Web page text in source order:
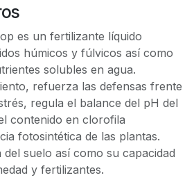
es un fertilizante líquido
húmicos y fúlvicos así como
solubles en agua.
refuerza las defensas frente
regula el balance del pH del
contenido en clorofila
fotosintética de las plantas.
suelo así como su capacidad
y fertilizantes.